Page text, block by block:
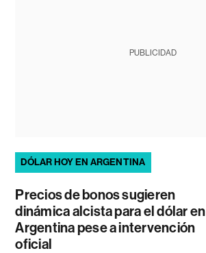
PUBLICIDAD
DÓLAR HOY EN ARGENTINA
Precios de bonos sugieren
dinámica alcista para el dólar en
Argentina pese a intervención
oficial